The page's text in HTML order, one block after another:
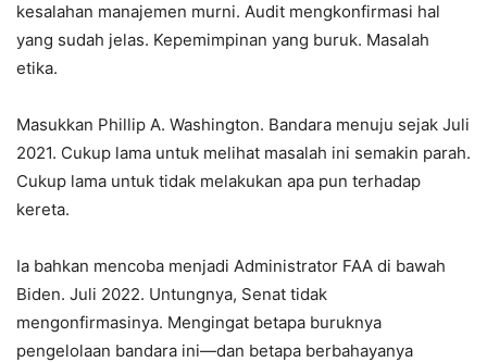
kesalahan manajemen murni. Audit mengkonfirmasi hal
yang sudah jelas. Kepemimpinan yang buruk. Masalah
etika.
Masukkan Phillip A. Washington. Bandara menuju sejak Juli
2021. Cukup lama untuk melihat masalah ini semakin parah.
Cukup lama untuk tidak melakukan apa pun terhadap
kereta.
Ia bahkan mencoba menjadi Administrator FAA di bawah
Biden. Juli 2022. Untungnya, Senat tidak
mengonfirmasinya. Mengingat betapa buruknya
pengelolaan bandara ini—dan betapa berbahayanya